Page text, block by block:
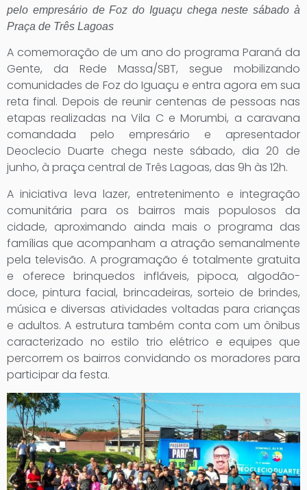
pelo empresário de Foz do Iguaçu chega neste sábado à
Praça de Três Lagoas
A comemoração de um ano do programa Paraná da
Gente, da Rede Massa/SBT, segue mobilizando
comunidades de Foz do Iguaçu e entra agora em sua
reta final. Depois de reunir centenas de pessoas nas
etapas realizadas na Vila C e Morumbi, a caravana
comandada pelo empresário e apresentador
Deoclecio Duarte chega neste sábado, dia 20 de
junho, à praça central de Três Lagoas, das 9h às 12h.
A iniciativa leva lazer, entretenimento e integração
comunitária para os bairros mais populosos da
cidade, aproximando ainda mais o programa das
famílias que acompanham a atração semanalmente
pela televisão. A programação é totalmente gratuita
e oferece brinquedos infláveis, pipoca, algodão-
doce, pintura facial, brincadeiras, sorteio de brindes,
música e diversas atividades voltadas para crianças
e adultos. A estrutura também conta com um ônibus
caracterizado no estilo trio elétrico e equipes que
percorrem os bairros convidando os moradores para
participar da festa.